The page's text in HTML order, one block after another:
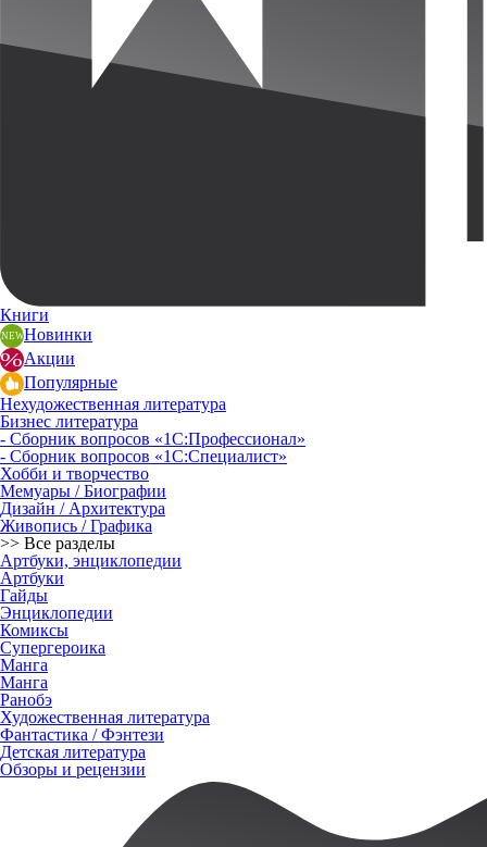
Книги
Новинки
Акции
Популярные
Нехудожественная литература
Бизнес литература
- Сборник вопросов «1С:Профессионал»
- Сборник вопросов «1С:Специалист»
Хобби и творчество
Мемуары / Биографии
Дизайн / Архитектура
Живопись / Графика
>> Все разделы
Артбуки, энциклопедии
Артбуки
Гайды
Энциклопедии
Комиксы
Супергероика
Манга
Манга
Ранобэ
Художественная литература
Фантастика / Фэнтези
Детская литература
Обзоры и рецензии